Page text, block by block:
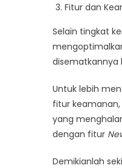
Fitur dan
Selain tingkat
disematkannya
Untuk lebih
fitur
yang
dengan fitur
Demikianlah